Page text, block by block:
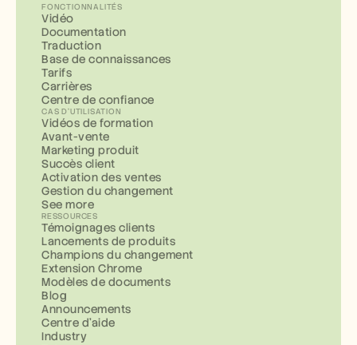
FONCTIONNALITÉS
Vidéo
Documentation
Traduction
Base de connaissances
Tarifs
Carrières
Centre de confiance
CAS D'UTILISATION
Vidéos de formation
Avant-vente
Marketing produit
Succès client
Activation des ventes
Gestion du changement
See more
RESSOURCES
Témoignages clients
Lancements de produits
Champions du changement
Extension Chrome
Modèles de documents
Blog
Announcements
Centre d'aide
Industry